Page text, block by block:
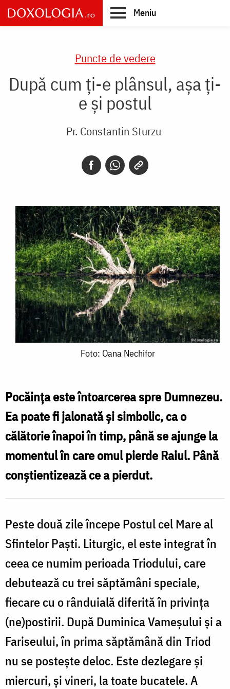
Skip
to
main
Meniu
Puncte de vedere
După cum ţi-e plânsul, aşa ţi-
e şi postul
Pr. Constantin Sturzu
Foto: Oana Nechifor
Pocăinţa este întoarcerea spre Dumnezeu.
Ea poate fi jalonată şi simbolic, ca o
călătorie înapoi în timp, până se ajunge la
momentul în care omul pierde Raiul. Până
conştientizează ce a pierdut.
Peste două zile începe Postul cel Mare al
Sfintelor Paşti. Liturgic, el este integrat în
ceea ce numim perioada Triodului, care
debutează cu trei săptămâni speciale,
fiecare cu o rânduială diferită în privinţa
(ne)postirii. După Duminica Vameşului şi a
Fariseului, în prima săptămână din Triod
nu se posteşte deloc. Este dezlegare şi
miercuri, şi vineri, la toate bucatele. A